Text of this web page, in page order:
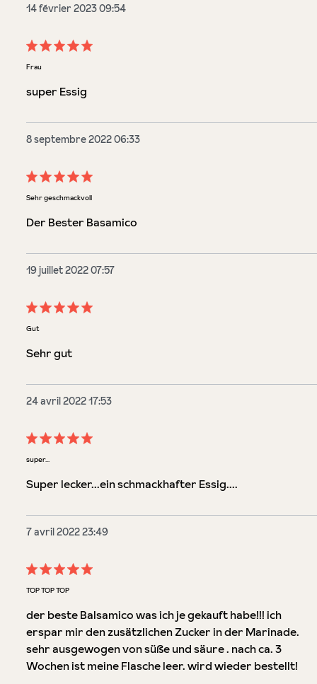
14 février 2023 09:54
Évaluation avec une note de 5 sur 5 étoiles
Frau
super Essig
8 septembre 2022 06:33
Évaluation avec une note de 5 sur 5 étoiles
Sehr geschmackvoll
Der Bester Basamico
19 juillet 2022 07:57
Évaluation avec une note de 5 sur 5 étoiles
Gut
Sehr gut
24 avril 2022 17:53
Évaluation avec une note de 5 sur 5 étoiles
super...
Super lecker...ein schmackhafter Essig....
7 avril 2022 23:49
Évaluation avec une note de 5 sur 5 étoiles
TOP TOP TOP
der beste Balsamico was ich je gekauft habe!!! ich
erspar mir den zusätzlichen Zucker in der Marinade.
sehr ausgewogen von süße und säure . nach ca. 3
Wochen ist meine Flasche leer. wird wieder bestellt!